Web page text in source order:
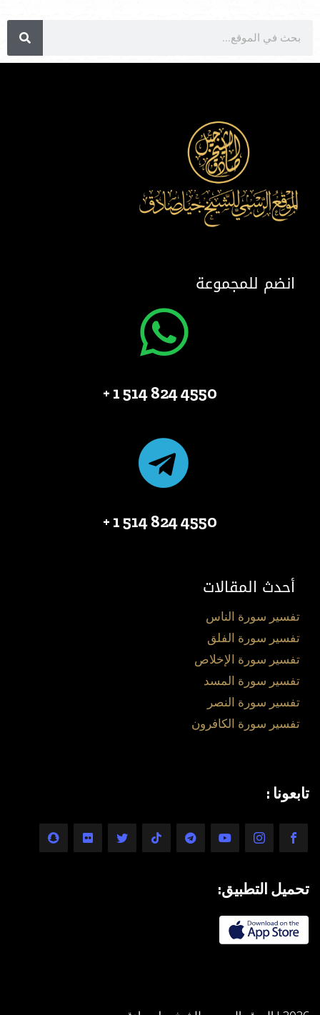
انضم للمجموعة
4550 824 514 1 +
4550 824 514 1 +
أحدث المقالات
تفسير سورة الناس
تفسير سورة الفلق
تفسير سورة الإخلاص
تفسير سورة المسد
تفسير سورة النصر
تفسير سورة الكافرون
تابعونا :
تحميل التطبيق: